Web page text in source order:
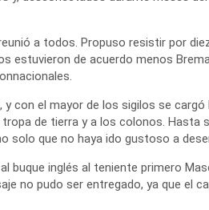
a todos. Propuso resistir por
estuvieron de acuerdo menos
con el mayor de los sigilos se cargó
de tierra y a los colonos. Hasta
solo que no haya ido gustoso a
buque inglés al teniente primero
no pudo ser entregado, ya que el